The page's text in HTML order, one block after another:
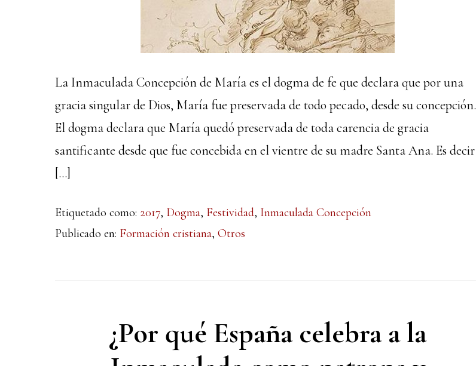
La Inmaculada Concepción de María es el dogma de fe que declara que por una
gracia singular de Dios, María fue preservada de todo pecado, desde su concepción.
El dogma declara que María quedó preservada de toda carencia de gracia
santificante desde que fue concebida en el vientre de su madre Santa Ana. Es decir
[…]
Etiquetado como: 2017, Dogma, Festividad, Inmaculada Concepción
Publicado en: Formación cristiana, Otros
¿Por qué España celebra a la